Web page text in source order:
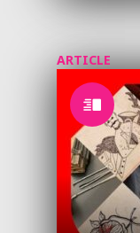
ARTICLE